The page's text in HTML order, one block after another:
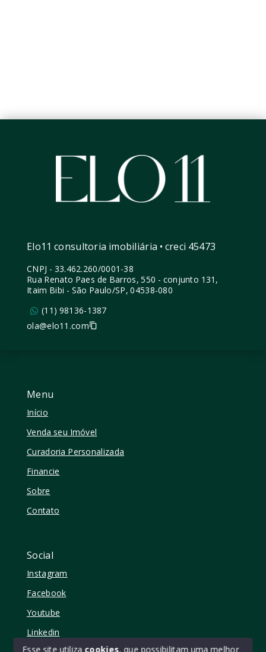
Menu
Início
Venda seu Imóvel
Curadoria Personalizada
Financie
Sobre
Contato
Social
Instagram
Facebook
Youtube
Linkedin
Elo11 consultoria imobiliária • creci 45473
CNPJ - 33.462.260/0001-38
Rua Renato Paes de Barros, 550 - conjunto 131,
Itaim Bibi - São Paulo/SP, 04538-080
(11) 98136-1387
ola@elo11.com
Esse site utiliza cookies, que possibilitam uma melhor